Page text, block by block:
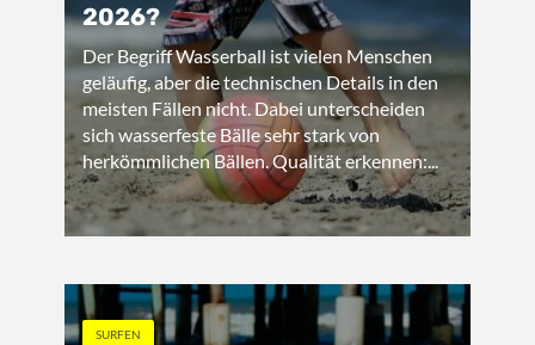
2026?
Der Begriff Wasserball ist vielen Menschen
geläufig, aber die technischen Details in den
meisten Fällen nicht. Dabei unterscheiden
sich wasserfeste Bälle sehr stark von
herkömmlichen Bällen. Qualität erkennen:...
SURFEN